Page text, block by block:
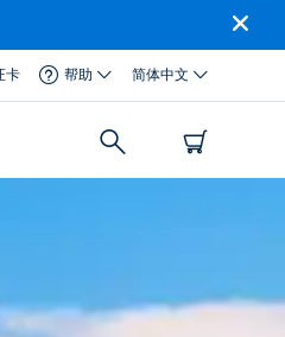
卡 帮助 简体中文